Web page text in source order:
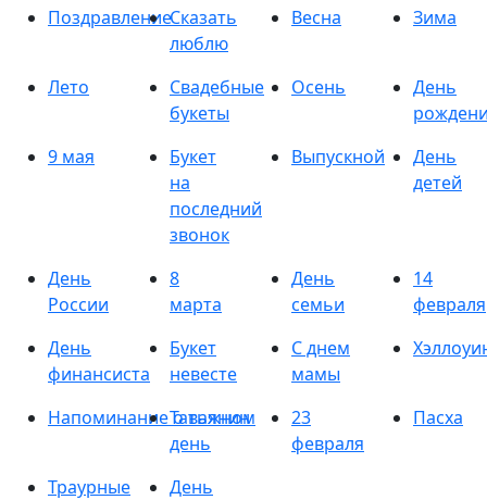
ПоздравлениеСказать
люблю
Весна Зима
Лето
Свадебные
букеты
Осень
День
9 мая
Букет
на
последний
звонок
Выпускной
День
детей
День
России
8
марта
День
семьи
14
февраля
День
финансиста
Букет
невесте
С днем
мамы
Напоминание о важном
Татьянин
день
23
февраля
Пасха
Траурные
День